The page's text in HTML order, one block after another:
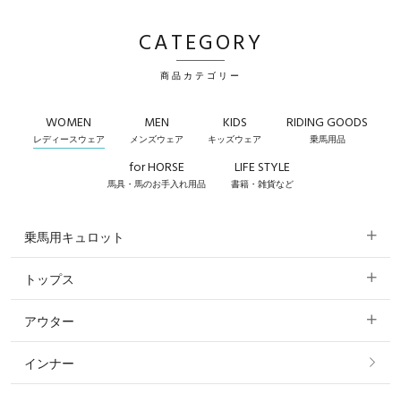
CATEGORY
商品カテゴリー
WOMEN
レディースウェア
MEN
メンズウェア
KIDS
キッズウェア
RIDING GOODS
乗馬用品
for HORSE
馬具・馬のお手入れ用品
LIFE STYLE
書籍・雑貨など
乗馬用キュロット
すべてのキュロット
フルグリップ・尻革 キュロット
ニーグリップ・膝革 キュロット
トップス
すべてのトップス
ポロシャツ
アウター
すべてのアウター
インナー